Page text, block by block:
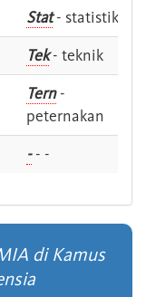
Stat- statistik
Tek- teknik
Tern-
peternakan
-- -
di Kamus